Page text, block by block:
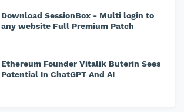
Download SessionBox - Multi login to
any website Full Premium Patch
Ethereum Founder Vitalik Buterin Sees
Potential In ChatGPT And AI